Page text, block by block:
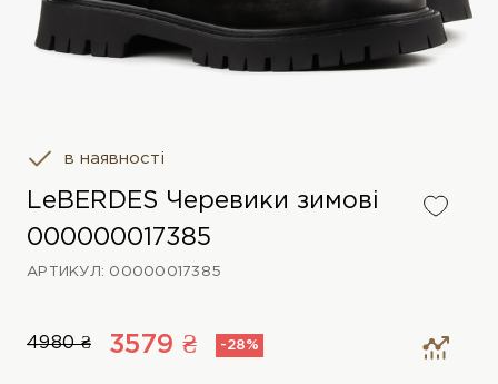
в наявності
LeBERDES Черевики зимові
000000017385
АРТИКУЛ: 00000017385
4980 ₴ 3579 ₴ -28%